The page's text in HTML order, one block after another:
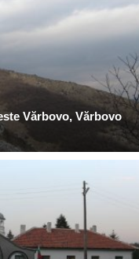
Vărbovo, Vărbovo